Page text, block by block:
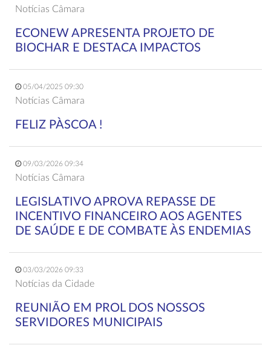
Notícias Câmara
ECONEW APRESENTA PROJETO DE
BIOCHAR E DESTACA IMPACTOS
05/04/2025 09:30
Notícias Câmara
FELIZ PÀSCOA !
09/03/2026 09:34
Notícias Câmara
LEGISLATIVO APROVA REPASSE DE
INCENTIVO FINANCEIRO AOS AGENTES
DE SAÚDE E DE COMBATE ÀS ENDEMIAS
03/03/2026 09:33
Notícias da Cidade
REUNIÃO EM PROL DOS NOSSOS
SERVIDORES MUNICIPAIS